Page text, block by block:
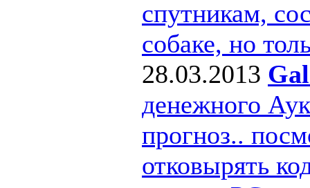
спутникам,
собаке, но
28.03.2013
денежного
прогноз..
отковырять